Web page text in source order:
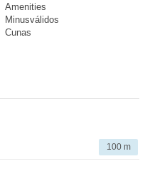
Amenities
Minusválidos
Cunas
100 m